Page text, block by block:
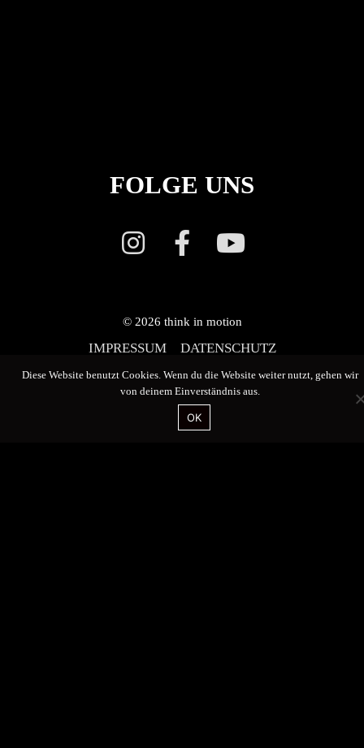
FOLGE UNS
© 2026 think in motion
IMPRESSUM DATENSCHUTZ
Diese Website benutzt Cookies. Wenn du die Website weiter nutzt, gehen wir
von deinem Einverständnis aus.
OK